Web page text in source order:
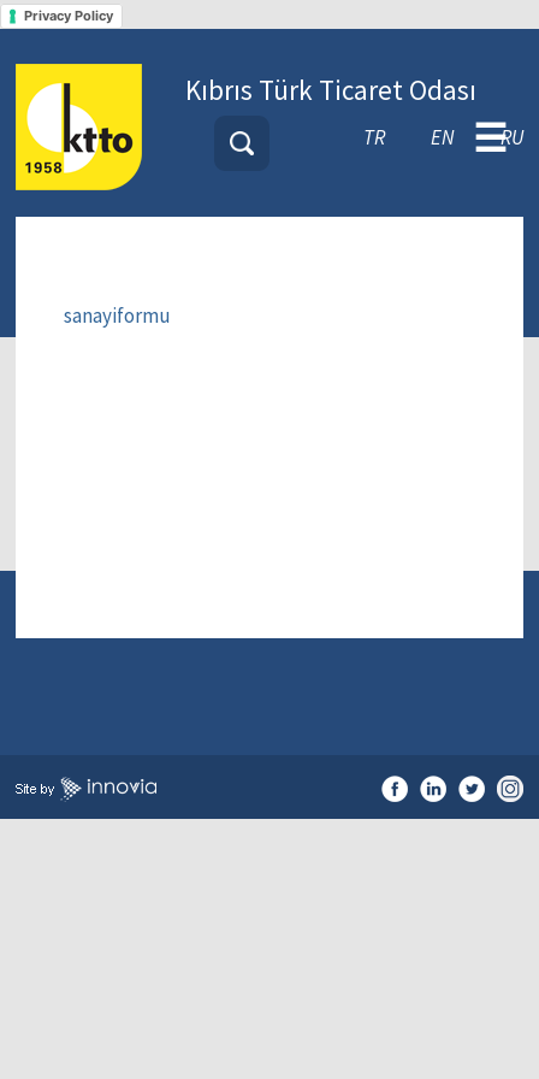
Privacy Policy
Kıbrıs Türk Ticaret Odası
TR EN RU
☰
sanayiformu